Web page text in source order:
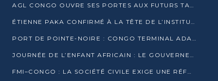
AGL CONGO OUVRE SES PORTES AUX FUTURS TALENTS DE LA LOGISTIQUE
ÉTIENNE PAKA CONFIRMÉ À LA TÊTE DE L’INSTITUT GÉOGRAPHIQUE NATIONAL
PORT DE POINTE-NOIRE : CONGO TERMINAL ADAPTE SON DRAGAGE AUX SABLES BITUMINEUX
JOURNÉE DE L’ENFANT AFRICAIN : LE GOUVERNEMENT RÉAFFIRME SON ENGAGEMENT POUR L’ACCÈS À L’EAU ET À L’ASSAINISSEMENT
FMI–CONGO : LA SOCIÉTÉ CIVILE EXIGE UNE RÉFORME DE LA FISCALITÉ PÉTROLIÈRE